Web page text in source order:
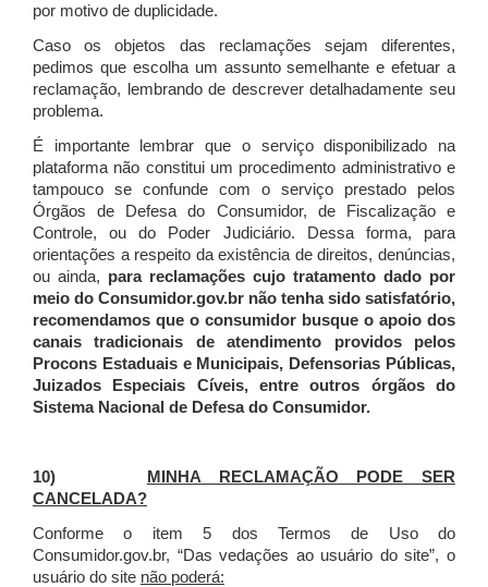
por motivo de duplicidade.
Caso os objetos das reclamações sejam diferentes,
pedimos que escolha um assunto semelhante e efetuar a
reclamação, lembrando de descrever detalhadamente seu
problema.
É importante lembrar que o serviço disponibilizado na
plataforma não constitui um procedimento administrativo e
tampouco se confunde com o serviço prestado pelos
Órgãos de Defesa do Consumidor, de Fiscalização e
Controle, ou do Poder Judiciário. Dessa forma, para
orientações a respeito da existência de direitos, denúncias,
ou ainda, para reclamações cujo tratamento dado por
meio do Consumidor.gov.br não tenha sido satisfatório,
recomendamos que o consumidor busque o apoio dos
canais tradicionais de atendimento providos pelos
Procons Estaduais e Municipais, Defensorias Públicas,
Juizados Especiais Cíveis, entre outros órgãos do
Sistema Nacional de Defesa do Consumidor.
10)
MINHA RECLAMAÇÃO PODE SER
CANCELADA?
Conforme o item 5 dos Termos de Uso do
Consumidor.gov.br, “Das vedações ao usuário do site”, o
usuário do site não poderá: